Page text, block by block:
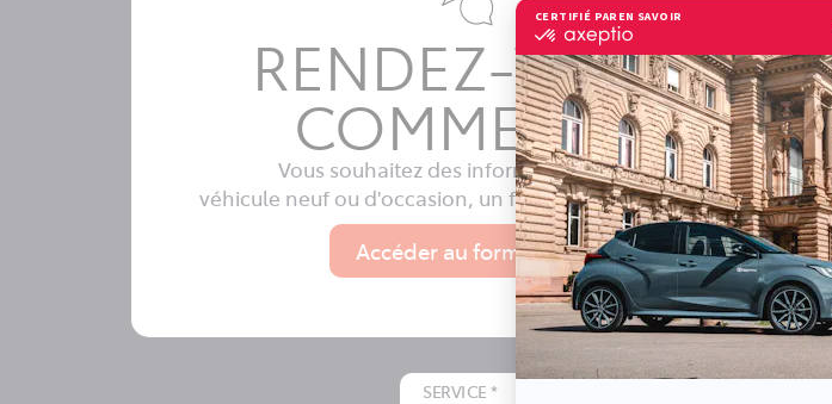
CERTIFIÉ PAR EN SAVOIR PLUS SUR
certifié
Axeptio
-
En
savoir
plus
sur
Axeptio
RENDEZ-VOUS
COMMERCE
Vous souhaitez des informations sur un
véhicule neuf ou d'occasion, un financement ou autre ?
Accéder au formulaire
SERVICE *